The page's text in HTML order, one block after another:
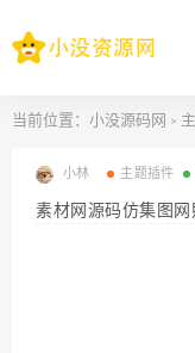
当前位置： 小没源码网 >
小林 主题插件
素材网源码仿集图